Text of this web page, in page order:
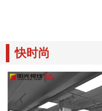
快时尚